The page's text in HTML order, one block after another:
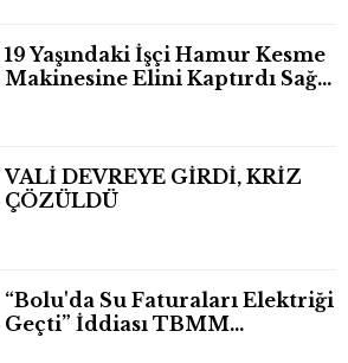
19 Yaşındaki İşçi Hamur Kesme
Makinesine Elini Kaptırdı Sağ
VALİ DEVREYE GİRDİ, KRİZ
ÇÖZÜLDÜ
“Bolu'da Su Faturaları Elektriği
Geçti” İddiası TBMM